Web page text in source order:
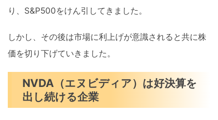
り、S&P500をけん引してきました。
しかし、その後は市場に利上げが意識されると共に株
価を切り下げていきました。
NVDA（エヌビディア）は好決算を
出し続ける企業